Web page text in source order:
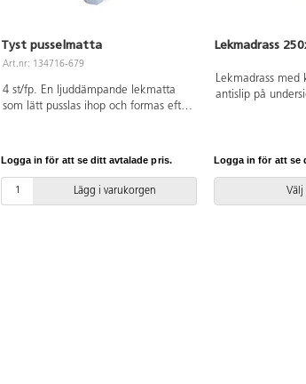
Tyst pusselmatta
Art.nr: 134716-679
4 st/fp. En ljuddämpande lekmatta
som lätt pusslas ihop och formas efter
ingår 2 kantlister per pusselbit. Av
EVA.
Logga in för att se ditt avtalade pris.
Lägg i varukorgen
Lekmadrass
Lekmadrass
antislip på
250x120x6 cm.
Texcertifierad,
polyesterväv.
Logga in för att se
Välj